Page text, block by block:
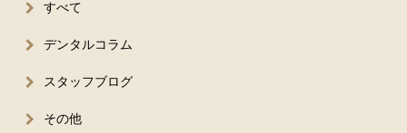
すべて
デンタルコラム
スタッフブログ
その他